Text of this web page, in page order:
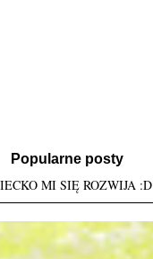
Popularne posty
MI SIĘ ROZWIJA :D